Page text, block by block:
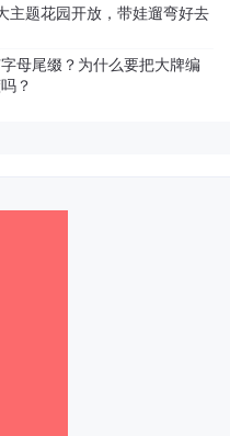
主题花园开放，带娃遛弯好去
母尾缀？为什么要把大牌编
？